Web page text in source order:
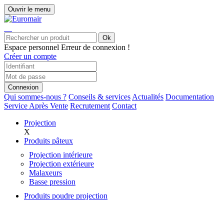
Ouvrir le menu
Ok
Espace personnel Erreur de connexion !
Créer un compte
Connexion
Qui sommes-nous ? Conseils & services Actualités Documentation
Service Après Vente Recrutement Contact
Projection
X
Produits pâteux
Projection intérieure
Projection extérieure
Malaxeurs
Basse pression
Produits poudre projection